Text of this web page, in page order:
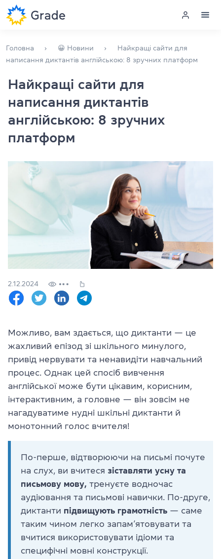
Навчання для викладачів
Англійська для компаній
Підготовка до іспитів
Екзаменаційний центр
Більше про нас
Перевірити
Мова сайту
(044) 580 11 00
(050) 580 11 00
(098) 580 11 00
м. Київ, метро Золоті Ворота, вул. Ярославів Вал, 13/2-б,
Дивитись на Google Maps
Головна 😀 Новини
Найкращі сайти для
написання диктантів англійською: 8 зручних платформ
Найкращі сайти для
написання диктантів
англійською: 8 зручних
платформ
2.12.2024
Можливо, вам здається, що диктанти — це
жахливий епізод зі шкільного минулого,
привід нервувати та ненавидіти навчальний
процес. Однак цей спосіб вивчення
англійської може бути цікавим, корисним,
інтерактивним, а головне — він зовсім не
нагадуватиме нудні шкільні диктанти й
монотонний голос вчителя!
По-перше, відтворюючи на письмі почуте
на слух, ви вчитеся зіставляти усну та
письмову мову, тренуєте водночас
аудіювання та письмові навички. По-друге,
диктанти підвищують грамотність — саме
таким чином легко запам’ятовувати та
вчитися використовувати ідіоми та
специфічні мовні конструкції.